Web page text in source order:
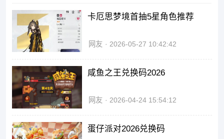
卡厄思梦境首抽5星角色推荐
网友 2026-05-27 10:42:42
咸鱼之王兑换码2026
网友 2026-04-24 15:54:12
蛋仔派对2026兑换码